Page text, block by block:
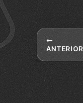
ANTERIOR